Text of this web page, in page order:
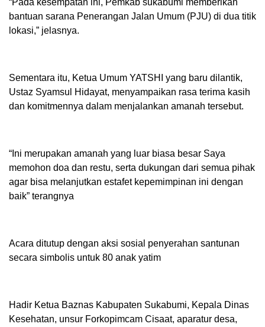
bantuan sarana Penerangan Jalan Umum (PJU) di dua titik
lokasi,” jelasnya.
Sementara itu, Ketua Umum YATSHI yang baru dilantik,
Ustaz Syamsul Hidayat, menyampaikan rasa terima kasih
dan komitmennya dalam menjalankan amanah tersebut.
“Ini merupakan amanah yang luar biasa besar Saya
memohon doa dan restu, serta dukungan dari semua pihak
agar bisa melanjutkan estafet kepemimpinan ini dengan
baik” terangnya
Acara ditutup dengan aksi sosial penyerahan santunan
secara simbolis untuk 80 anak yatim
Hadir Ketua Baznas Kabupaten Sukabumi, Kepala Dinas
Kesehatan, unsur Forkopimcam Cisaat, aparatur desa,